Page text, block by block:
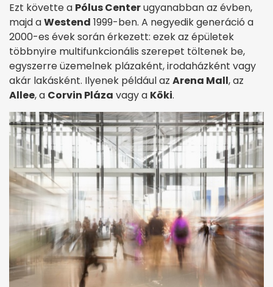
Ezt követte a Pólus Centerugyanabban az évben,
majd aWestend 1999-ben. A negyedik generáció a
2000-es évek során érkezett: ezek az épületek
többnyire multifunkcionális szerepet töltenek be,
egyszerre üzemelnek plázaként, irodaházként vagy
akár lakásként. Ilyenek például az Arena Mall, az
Allee, a Corvin Pláza vagy a Köki.